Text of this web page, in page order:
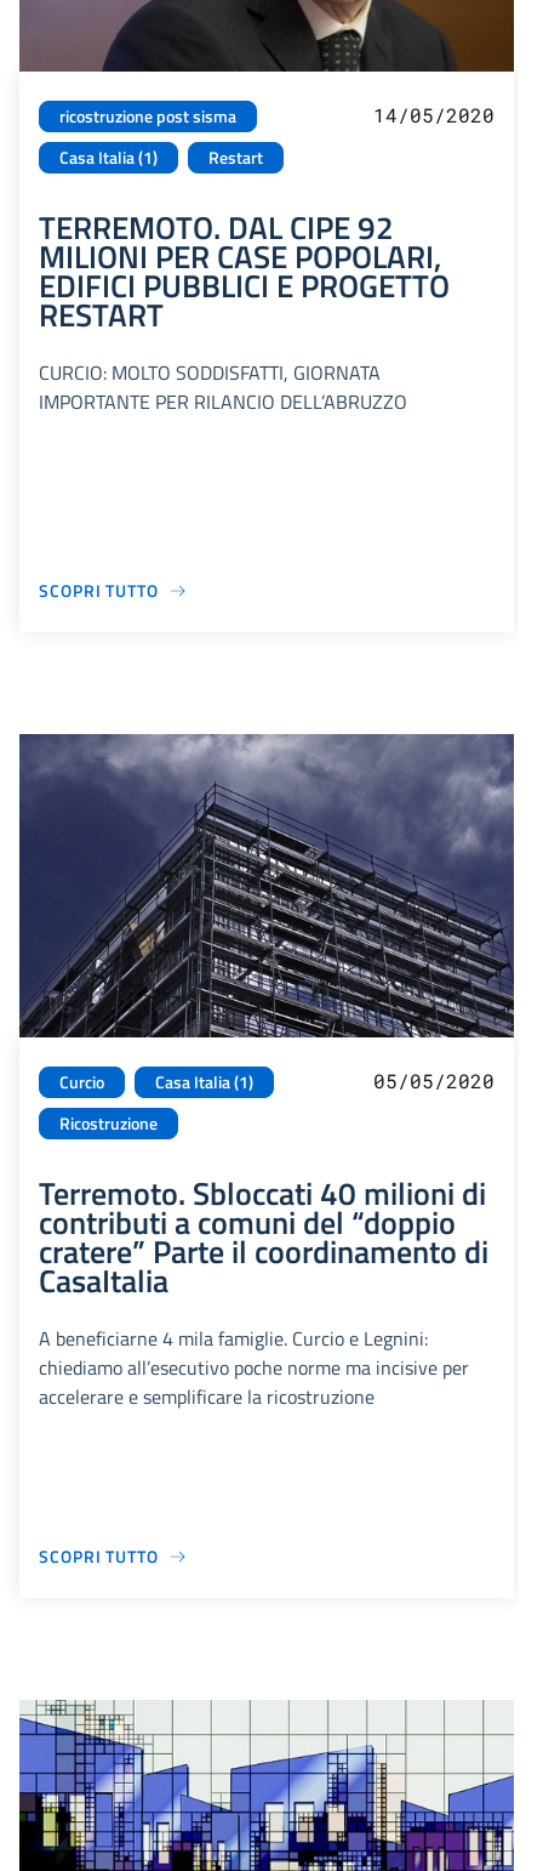
ricostruzione post sisma
Casa Italia (1)
Restart
14/05/2020
TERREMOTO. DAL CIPE 92
MILIONI PER CASE POPOLARI,
EDIFICI PUBBLICI E PROGETTO
RESTART
CURCIO: MOLTO SODDISFATTI, GIORNATA
IMPORTANTE PER RILANCIO DELL’ABRUZZO
SCOPRI TUTTO
Curcio
Casa Italia (1)
Ricostruzione
05/05/2020
Terremoto. Sbloccati 40 milioni di
contributi a comuni del “doppio
cratere” Parte il coordinamento di
CasaItalia
A beneficiarne 4 mila famiglie. Curcio e Legnini:
chiediamo all’esecutivo poche norme ma incisive per
accelerare e semplificare la ricostruzione
SCOPRI TUTTO